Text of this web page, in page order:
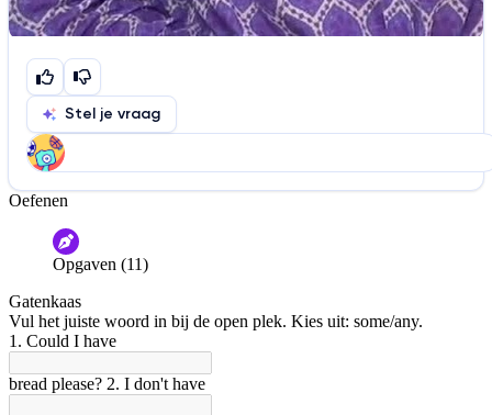
Stel je vraag
Help ons de video te verbeteren
De audio is slecht
Informatie is onjuist
De docent is te langdradig
De uitleg gaat te langzaam
Afspelen werkte niet
Oefenen
Opgaven (11)
Gatenkaas
Vul het juiste woord in bij de open plek. Kies uit: some/any.
1. Could I have
bread please? 2. I don't have